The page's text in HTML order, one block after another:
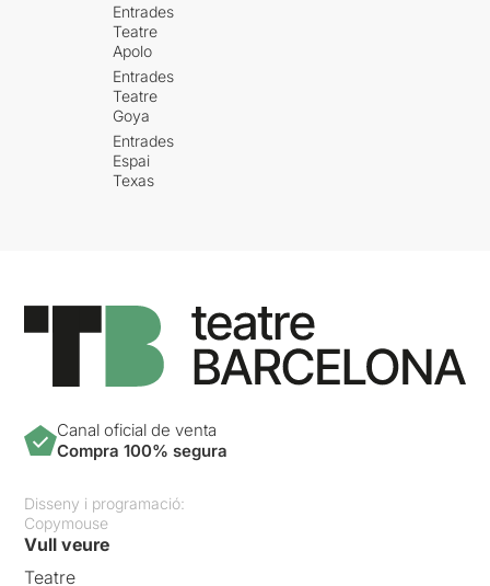
Entrades
Teatre
Apolo
Entrades
Teatre
Goya
Entrades
Espai
Texas
Canal oficial de venta
Compra 100% segura
Disseny i programació:
Copymouse
Vull veure
Teatre